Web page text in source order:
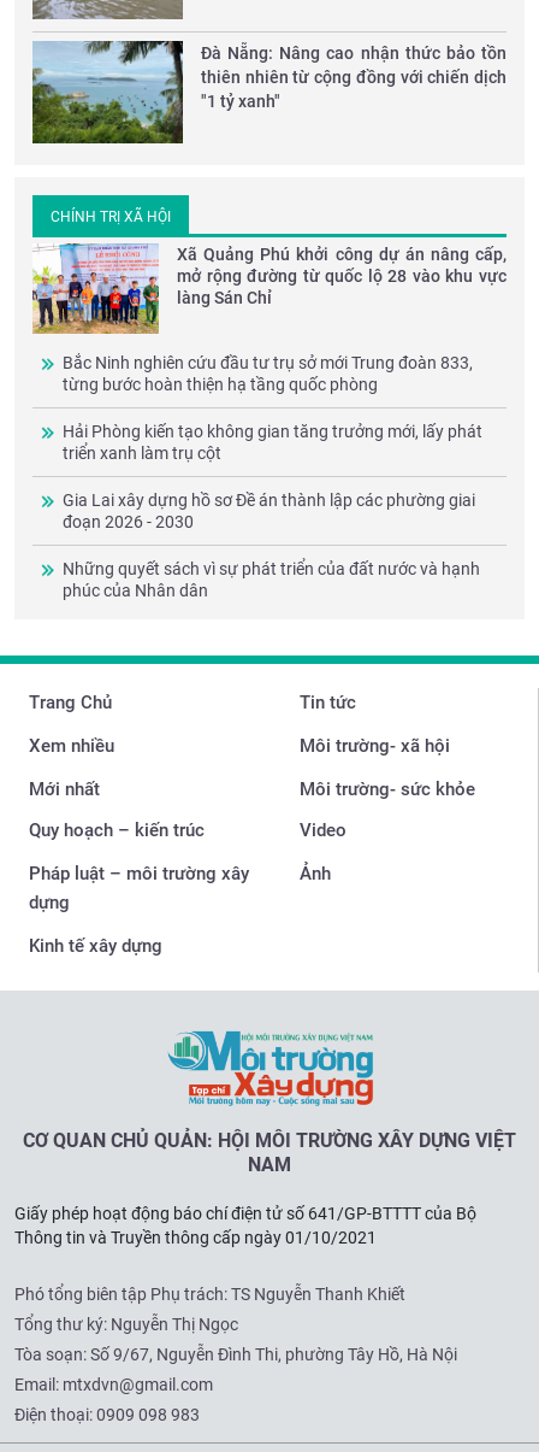
Đà Nẵng: Nâng cao nhận thức bảo tồn
thiên nhiên từ cộng đồng với chiến dịch
"1 tỷ xanh"
CHÍNH TRỊ XÃ HỘI
Xã Quảng Phú khởi công dự án nâng cấp,
mở rộng đường từ quốc lộ 28 vào khu vực
làng Sán Chỉ
Bắc Ninh nghiên cứu đầu tư trụ sở mới Trung đoàn 833,
từng bước hoàn thiện hạ tầng quốc phòng
Hải Phòng kiến tạo không gian tăng trưởng mới, lấy phát
triển xanh làm trụ cột
Gia Lai xây dựng hồ sơ Đề án thành lập các phường giai
đoạn 2026 - 2030
Những quyết sách vì sự phát triển của đất nước và hạnh
phúc của Nhân dân
Trang Chủ
Xem nhiều
Mới nhất
Tin tức
Môi trường- xã hội
Môi trường- sức khỏe
Quy hoạch – kiến trúc
Pháp luật – môi trường xây
dựng
Kinh tế xây dựng
Video
Ảnh
CƠ QUAN CHỦ QUẢN: HỘI MÔI TRƯỜNG XÂY DỰNG VIỆT
NAM
Giấy phép hoạt động báo chí điện tử số 641/GP-BTTTT của Bộ
Thông tin và Truyền thông cấp ngày 01/10/2021
Phó tổng biên tập Phụ trách: TS Nguyễn Thanh Khiết
Tổng thư ký: Nguyễn Thị Ngọc
Tòa soạn:Số 9/67, Nguyễn Đình Thi, phường Tây Hồ, Hà Nội
Email: mtxdvn@gmail.com
Điện thoại:0909 098 983